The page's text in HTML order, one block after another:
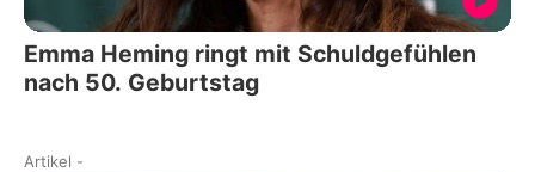
Emma Heming ringt mit Schuldgefühlen
nach 50. Geburtstag
Artikel -